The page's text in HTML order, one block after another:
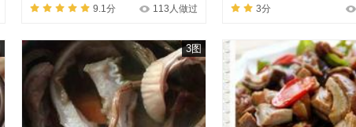
9.1分
113人做过
3分
3图